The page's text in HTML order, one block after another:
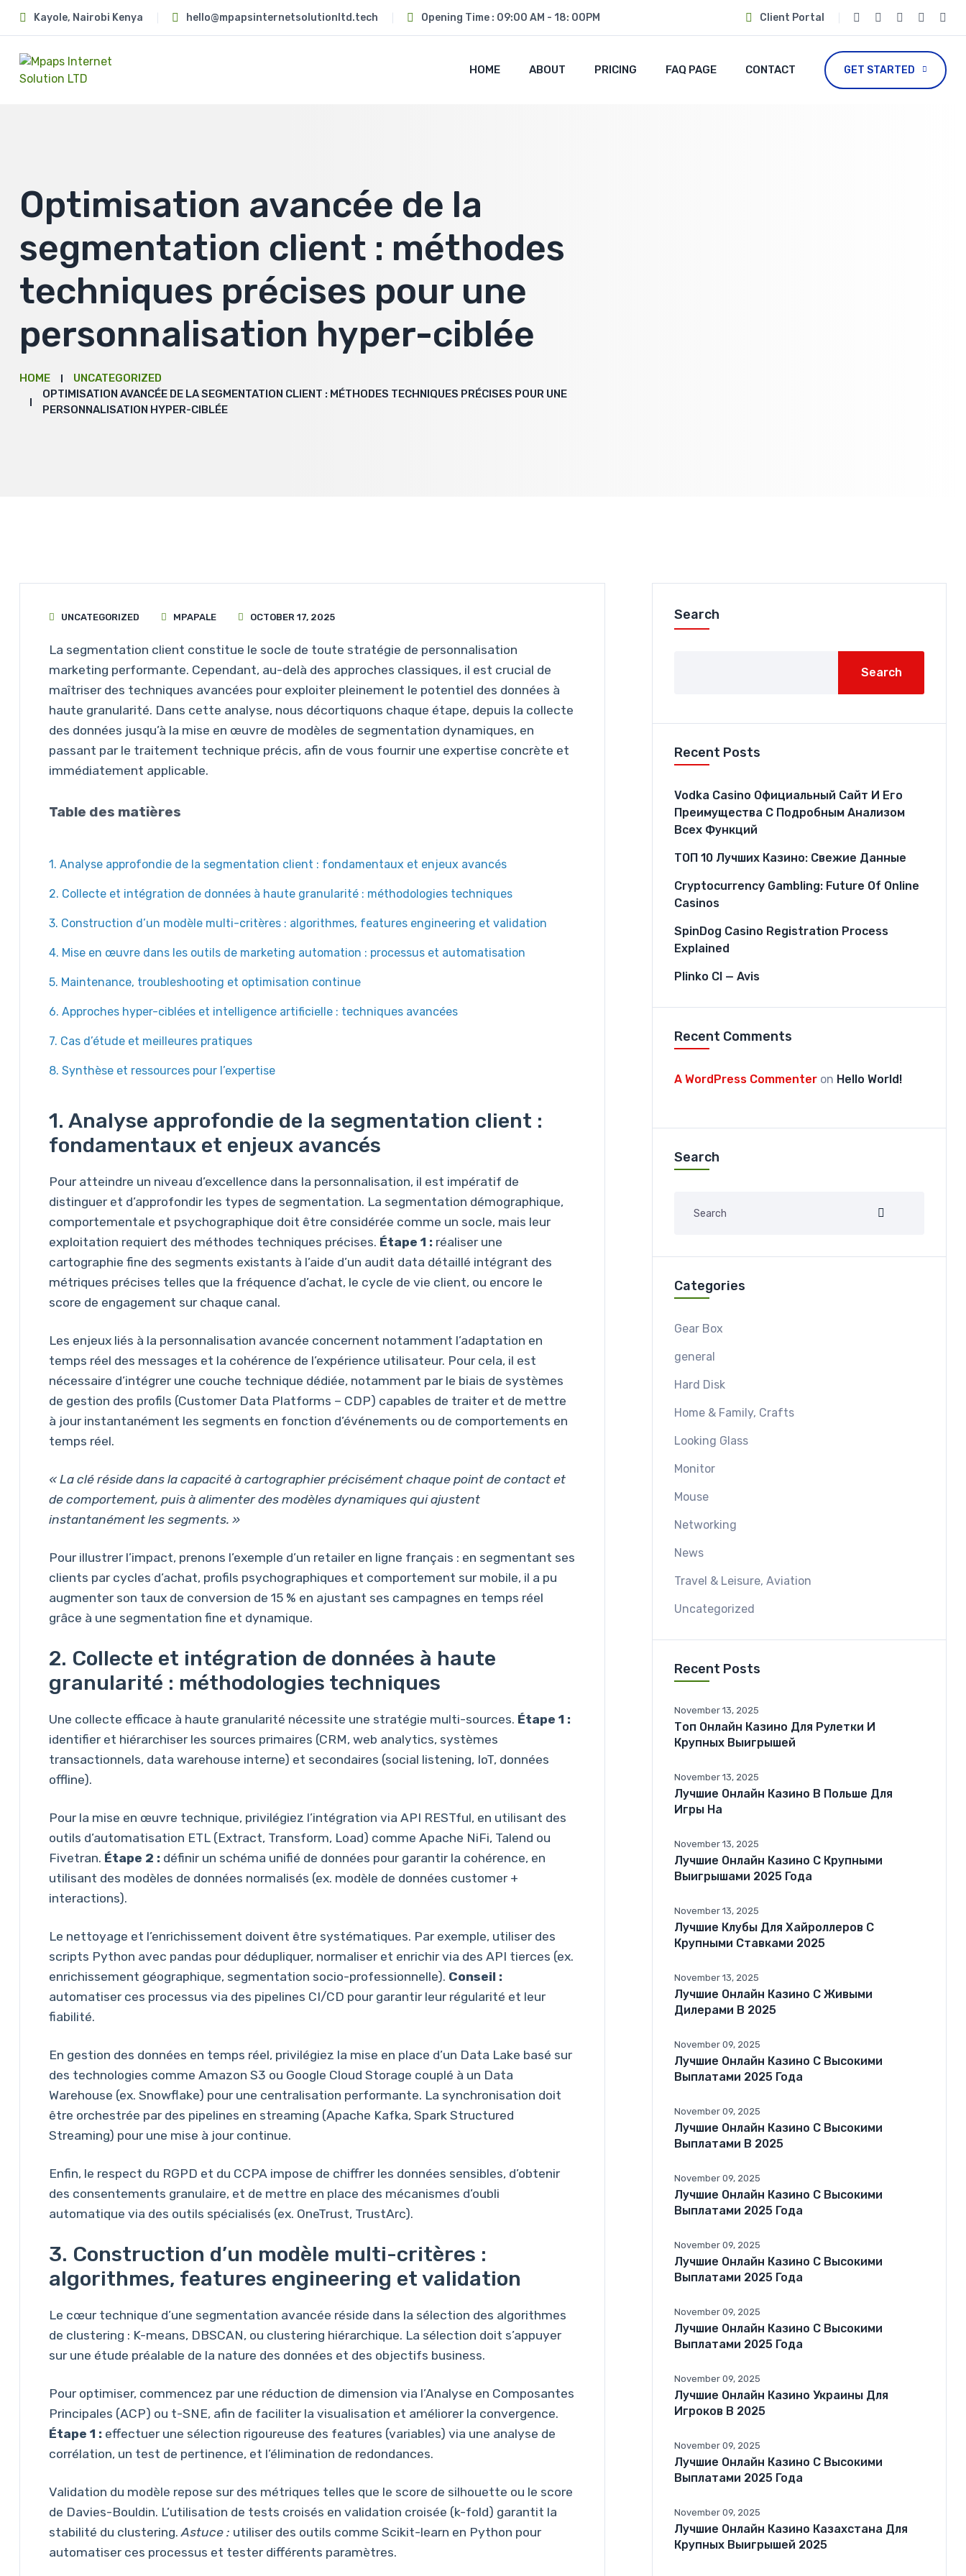
Kayole, Nairobi Kenya hello@mpapsinternetsolutionltd.tech Opening Time : 09:00 AM - 18: 00PM Client Portal
HOME ABOUT PRICING FAQ PAGE CONTACT GET STARTED
Optimisation avancée de la
segmentation client : méthodes
techniques précises pour une
personnalisation hyper-ciblée
HOME
UNCATEGORIZED
OPTIMISATION AVANCÉE DE LA SEGMENTATION CLIENT : MÉTHODES TECHNIQUES PRÉCISES POUR UNE
PERSONNALISATION HYPER-CIBLÉE
UNCATEGORIZED MPAPALE OCTOBER 17, 2025
La segmentation client constitue le socle de toute stratégie de personnalisation
marketing performante. Cependant, au-delà des approches classiques, il est crucial de
maîtriser des techniques avancées pour exploiter pleinement le potentiel des données à
haute granularité. Dans cette analyse, nous décortiquons chaque étape, depuis la collecte
des données jusqu’à la mise en œuvre de modèles de segmentation dynamiques, en
passant par le traitement technique précis, afin de vous fournir une expertise concrète et
immédiatement applicable.
Table des matières
1. Analyse approfondie de la segmentation client : fondamentaux et enjeux avancés
2. Collecte et intégration de données à haute granularité : méthodologies techniques
3. Construction d’un modèle multi-critères : algorithmes, features engineering et validation
4. Mise en œuvre dans les outils de marketing automation : processus et automatisation
5. Maintenance, troubleshooting et optimisation continue
6. Approches hyper-ciblées et intelligence artificielle : techniques avancées
7. Cas d’étude et meilleures pratiques
8. Synthèse et ressources pour l’expertise
1. Analyse approfondie de la segmentation client :
fondamentaux et enjeux avancés
Pour atteindre un niveau d’excellence dans la personnalisation, il est impératif de
distinguer et d’approfondir les types de segmentation. La segmentation démographique,
comportementale et psychographique doit être considérée comme un socle, mais leur
exploitation requiert des méthodes techniques précises. Étape 1 : réaliser une
cartographie fine des segments existants à l’aide d’un audit data détaillé intégrant des
métriques précises telles que la fréquence d’achat, le cycle de vie client, ou encore le
score de engagement sur chaque canal.
Les enjeux liés à la personnalisation avancée concernent notamment l’adaptation en
temps réel des messages et la cohérence de l’expérience utilisateur. Pour cela, il est
nécessaire d’intégrer une couche technique dédiée, notamment par le biais de systèmes
de gestion des profils (Customer Data Platforms – CDP) capables de traiter et de mettre
à jour instantanément les segments en fonction d’événements ou de comportements en
temps réel.
« La clé réside dans la capacité à cartographier précisément chaque point de contact et
de comportement, puis à alimenter des modèles dynamiques qui ajustent
instantanément les segments. »
Pour illustrer l’impact, prenons l’exemple d’un retailer en ligne français : en segmentant ses
clients par cycles d’achat, profils psychographiques et comportement sur mobile, il a pu
augmenter son taux de conversion de 15 % en ajustant ses campagnes en temps réel
grâce à une segmentation fine et dynamique.
2. Collecte et intégration de données à haute
granularité : méthodologies techniques
Une collecte efficace à haute granularité nécessite une stratégie multi-sources. Étape 1 :
identifier et hiérarchiser les sources primaires (CRM, web analytics, systèmes
transactionnels, data warehouse interne) et secondaires (social listening, IoT, données
offline).
Pour la mise en œuvre technique, privilégiez l’intégration via API RESTful, en utilisant des
outils d’automatisation ETL (Extract, Transform, Load) comme Apache NiFi, Talend ou
Fivetran. Étape 2 : définir un schéma unifié de données pour garantir la cohérence, en
utilisant des modèles de données normalisés (ex. modèle de données customer +
interactions).
Le nettoyage et l’enrichissement doivent être systématiques. Par exemple, utiliser des
scripts Python avec pandas pour dédupliquer, normaliser et enrichir via des API tierces (ex.
enrichissement géographique, segmentation socio-professionnelle). Conseil :
automatiser ces processus via des pipelines CI/CD pour garantir leur régularité et leur
fiabilité.
En gestion des données en temps réel, privilégiez la mise en place d’un Data Lake basé sur
des technologies comme Amazon S3 ou Google Cloud Storage couplé à un Data
Warehouse (ex. Snowflake) pour une centralisation performante. La synchronisation doit
être orchestrée par des pipelines en streaming (Apache Kafka, Spark Structured
Streaming) pour une mise à jour continue.
Enfin, le respect du RGPD et du CCPA impose de chiffrer les données sensibles, d’obtenir
des consentements granulaire, et de mettre en place des mécanismes d’oubli
automatique via des outils spécialisés (ex. OneTrust, TrustArc).
3. Construction d’un modèle multi-critères :
algorithmes, features engineering et validation
Le cœur technique d’une segmentation avancée réside dans la sélection des algorithmes
de clustering : K-means, DBSCAN, ou clustering hiérarchique. La sélection doit s’appuyer
sur une étude préalable de la nature des données et des objectifs business.
Pour optimiser, commencez par une réduction de dimension via l’Analyse en Composantes
Principales (ACP) ou t-SNE, afin de faciliter la visualisation et améliorer la convergence.
Étape 1 : effectuer une sélection rigoureuse des features (variables) via une analyse de
corrélation, un test de pertinence, et l’élimination de redondances.
Validation du modèle repose sur des métriques telles que le score de silhouette ou le score
de Davies-Bouldin. L’utilisation de tests croisés en validation croisée (k-fold) garantit la
stabilité du clustering.Astuce : utiliser des outils comme Scikit-learn en Python pour
automatiser ces processus et tester différents paramètres.
Search
Search
Recent Posts
Vodka Casino Официальный Сайт И Его
Преимущества С Подробным Анализом
Всех Функций
ТОП 10 Лучших Казино: Свежие Данные
Cryptocurrency Gambling: Future Of Online
Casinos
SpinDog Casino Registration Process
Explained
Plinko CI — Avis
Recent Comments
A WordPress Commenter on Hello World!
Search
Categories
Gear Box
general
Hard Disk
Home & Family, Crafts
Looking Glass
Monitor
Mouse
Networking
News
Travel & Leisure, Aviation
Uncategorized
Recent Posts
November 13, 2025
Топ Онлайн Казино Для Рулетки И
Крупных Выигрышей
November 13, 2025
Лучшие Онлайн Казино В Польше Для
Игры На
November 13, 2025
Лучшие Онлайн Казино С Крупными
Выигрышами 2025 Года
November 13, 2025
Лучшие Клубы Для Хайроллеров С
Крупными Ставками 2025
November 13, 2025
Лучшие Онлайн Казино С Живыми
Дилерами В 2025
November 09, 2025
Лучшие Онлайн Казино С Высокими
Выплатами 2025 Года
November 09, 2025
Лучшие Онлайн Казино С Высокими
Выплатами В 2025
November 09, 2025
Лучшие Онлайн Казино С Высокими
Выплатами 2025 Года
November 09, 2025
Лучшие Онлайн Казино С Высокими
Выплатами 2025 Года
November 09, 2025
Лучшие Онлайн Казино С Высокими
Выплатами 2025 Года
November 09, 2025
Лучшие Онлайн Казино Украины Для
Игроков В 2025
November 09, 2025
Лучшие Онлайн Казино С Высокими
Выплатами 2025 Года
November 09, 2025
Лучшие Онлайн Казино Казахстана Для
Крупных Выигрышей 2025